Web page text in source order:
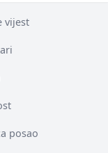
vijest
posao